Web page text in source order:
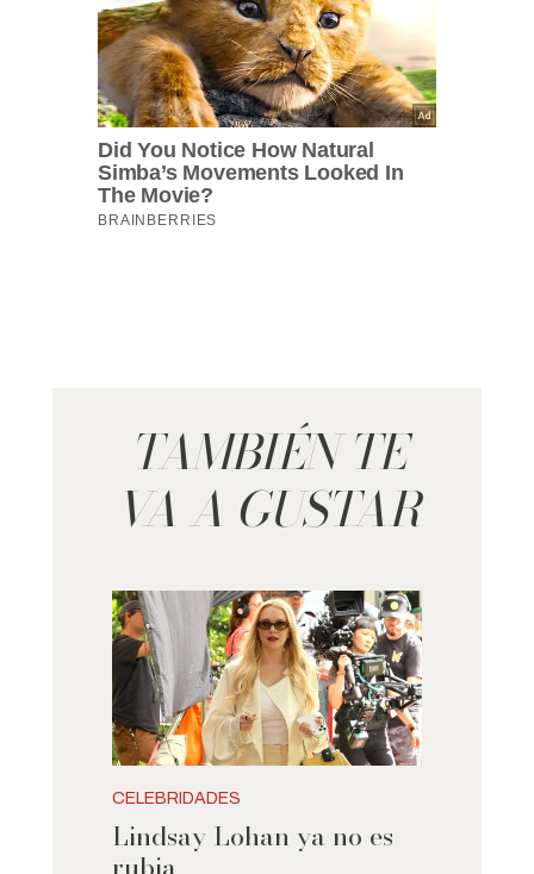
TAMBIÉN TE
VA A GUSTAR
CELEBRIDADES
Lindsay Lohan ya no es